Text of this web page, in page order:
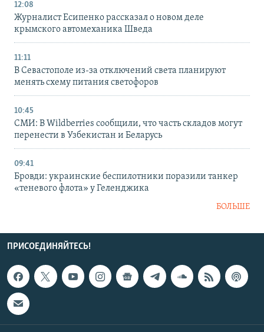
12:08
Журналист Есипенко рассказал о новом деле
крымского автомеханика Шведа
11:11
В Севастополе из-за отключений света планируют
менять схему питания светофоров
10:45
СМИ: В Wildberries сообщили, что часть складов могут
перенести в Узбекистан и Беларусь
09:41
Бровди: украинские беспилотники поразили танкер
«теневого флота» у Геленджика
БОЛЬШЕ
ПРИСОЕДИНЯЙТЕСЬ!